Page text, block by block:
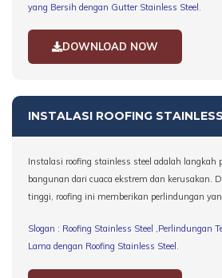
yang Bersih dengan Gutter Stainless Steel.
DOWNLOAD NOW
INSTALASI ROOFING
Instalasi roofing stainless steel adalah
bangunan dari cuaca ekstrem dan kerusakan.
tinggi, roofing ini memberikan perlindungan
Slogan : Roofing Stainless Steel ,Perlindungan
Lama dengan Roofing Stainless Steel.